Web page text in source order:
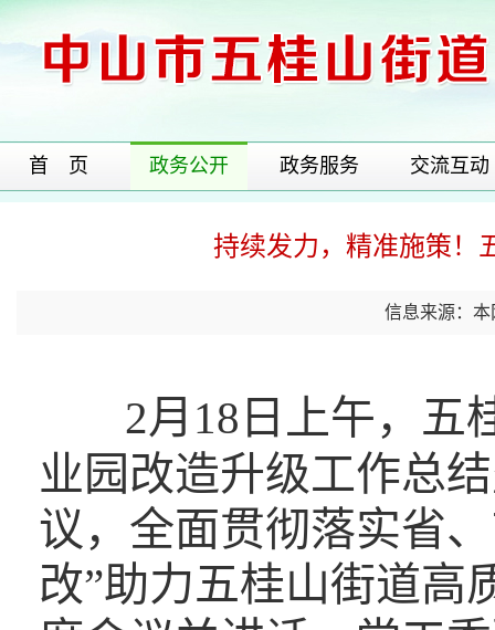
首 页 政务公开 政务服务 交流互动
持续发力，精准施策！
信息来源：本
2月18日上午，五
业园改造升级工作总
议，全面贯彻落实省
改”助力五桂山街道高